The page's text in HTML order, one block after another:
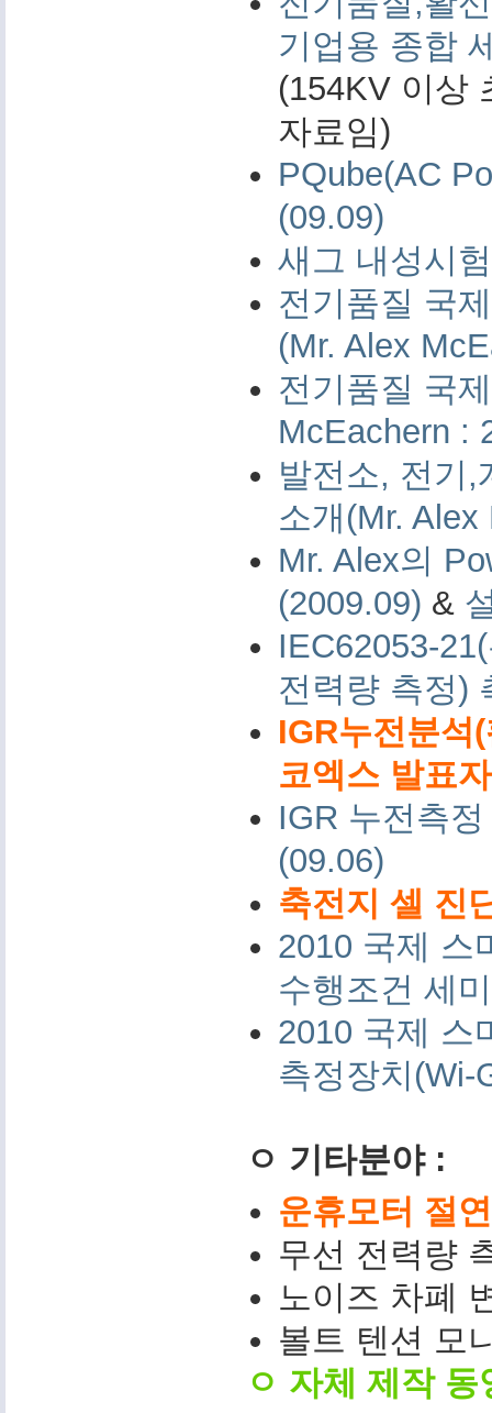
기업용 종합
(154KV 이상
자료임)
PQube(AC
(09.09)
새그 내성시
전기품질 국
(Mr. Alex
전기품질 국
McEachern :
발전소, 전기,
소개(Mr.
Mr. Alex의
(2009.09) &
IEC62053-
전력량 측정)
IGR누전분석
코엑스 발표
IGR 누전측
(09.06)
축전지 셀 진
2010 국제 스
수행조건 세
2010 국제 스
측정장치(Wi-
ㅇ 기타분야 :
운휴모터 절
무선 전력량
노이즈 차폐
볼트 텐션 모
ㅇ 자체 제작